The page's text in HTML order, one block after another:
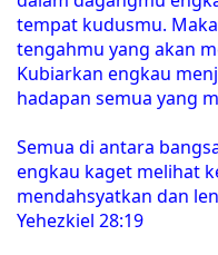
tempat kudusmu.
tengahmu yang akan
Kubiarkan engkau
hadapan semua yang
Semua di antara
engkau kaget melihat
mendahsyatkan dan
Yehezkiel 28:19